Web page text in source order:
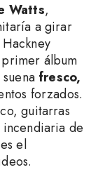
Watts,
a girar
álbum
fresco,
forzados.
guitarras
de
el